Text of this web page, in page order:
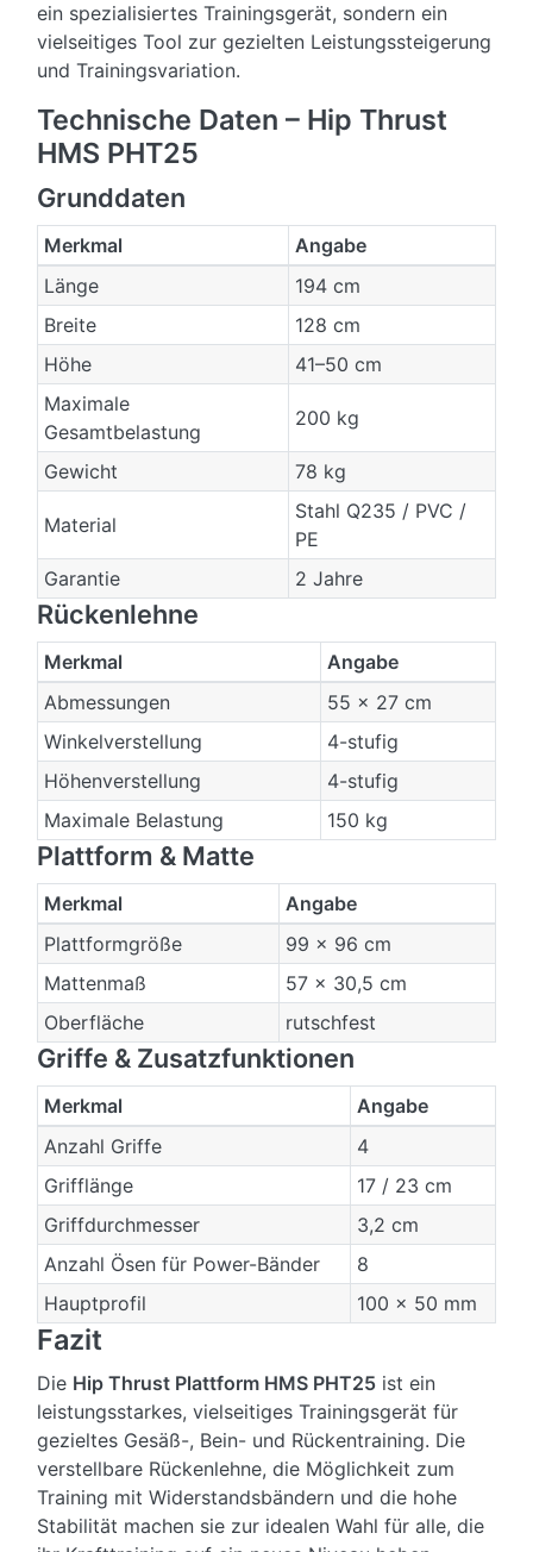
ein spezialisiertes Trainingsgerät, sondern ein
vielseitiges Tool zur gezielten Leistungssteigerung
und Trainingsvariation.
Technische Daten – Hip Thrust
HMS PHT25
Grunddaten
Merkmal
Angabe
Länge
194 cm
Breite
128 cm
Höhe
41–50 cm
Maximale
Gesamtbelastung
200 kg
Gewicht 78 kg
Material
Stahl Q235 / PVC /
PE
Garantie
2 Jahre
Rückenlehne
Merkmal
Angabe
Abmessungen
55 × 27 cm
Winkelverstellung
4-stufig
Höhenverstellung
4-stufig
Maximale Belastung
150 kg
Plattform & Matte
Merkmal
Angabe
Plattformgröße
99 × 96 cm
Mattenmaß
57 × 30,5 cm
Oberfläche
rutschfest
Griffe & Zusatzfunktionen
Merkmal
Angabe
Anzahl Griffe
4
Grifflänge
17 / 23 cm
Griffdurchmesser
3,2 cm
Anzahl Ösen für Power-Bänder
8
Hauptprofil
100 × 50 mm
Fazit
Die Hip Thrust Plattform HMS PHT25 ist ein
leistungsstarkes, vielseitiges Trainingsgerät für
gezieltes Gesäß-, Bein- und Rückentraining. Die
verstellbare Rückenlehne, die Möglichkeit zum
Training mit Widerstandsbändern und die hohe
Stabilität machen sie zur idealen Wahl für alle, die